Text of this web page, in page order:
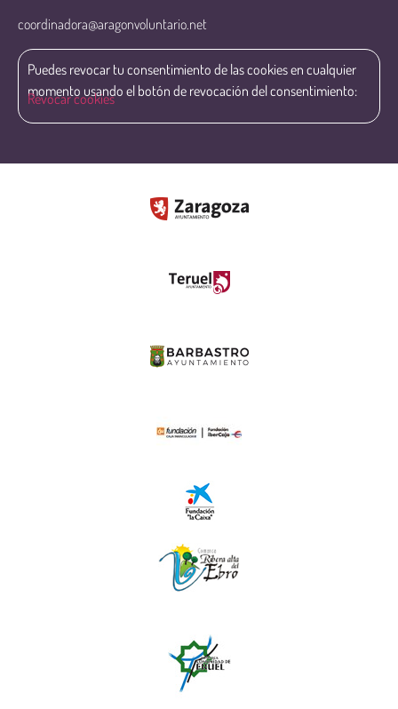
coordinadora@aragonvoluntario.net
Puedes revocar tu consentimiento de las cookies en cualquier
momento usando el botón de revocación del consentimiento:
Revocar cookies